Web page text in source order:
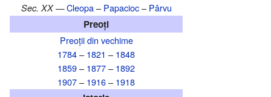
Sec. XX — Cleopa– Papacioc– Pârvu
Preoți
Preoții din vechime
1784– 1821 – 1848
1859– 1877– 1892
1907– 1916– 1918